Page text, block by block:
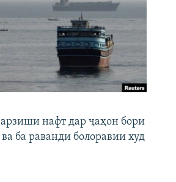
нафт дар ҷаҳон бори
ба раванди болоравии худ